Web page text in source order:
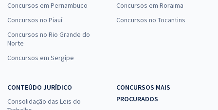
Concursos em Pernambuco
Concursos no Piauí
Concursos no Rio Grande do
Norte
Concursos em Sergipe
Concursos em Roraima
Concursos no Tocantins
CONTEÚDO JURÍDICO
Consolidação das Leis do
CONCURSOS MAIS
PROCURADOS